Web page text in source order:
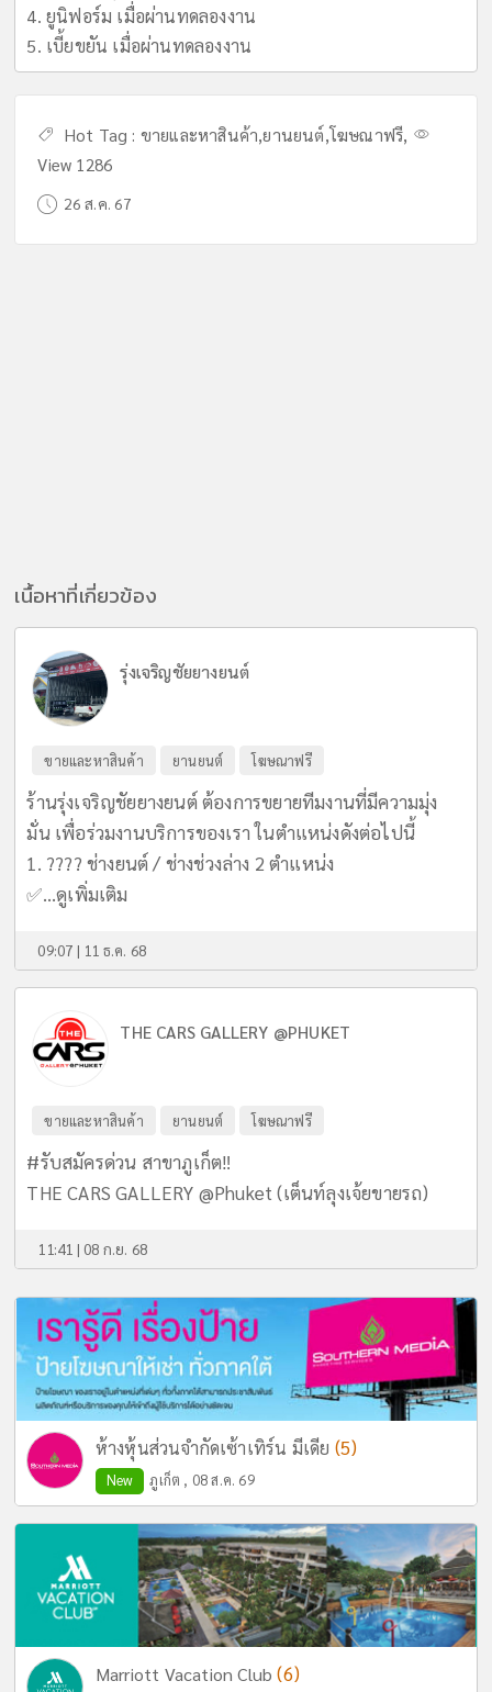
4. ยูนิฟอร์ม เมื่อผ่านทดลองงาน
5. เบี้ยขยัน เมื่อผ่านทดลองงาน
Hot Tag : ขายและหาสินค้า,ยานยนต์,โฆษณาฟรี,
View 1286
26 ส.ค. 67
เนื้อหาที่เกี่ยวข้อง
รุ่งเจริญชัยยางยนต์
ขายและหาสินค้า ยานยนต์ โฆษณาฟรี
ร้านรุ่งเจริญชัยยางยนต์ ต้องการขยายทีมงานที่มีความมุ่ง
มั่น เพื่อร่วมงานบริการของเรา ในตำแหน่งดังต่อไปนี้
1. ???? ช่างยนต์ / ช่างช่วงล่าง 2 ตำแหน่ง
✅...ดูเพิ่มเติม
09:07 | 11 ธ.ค. 68
THE CARS GALLERY @PHUKET
ขายและหาสินค้า ยานยนต์ โฆษณาฟรี
#รับสมัครด่วน สาขาภูเก็ต‼️
THE CARS GALLERY @Phuket (เต็นท์ลุงเจ้ยขายรถ)
11:41 | 08 ก.ย. 68
ห้างหุ้นส่วนจำกัดเซ้าเทิร์น มีเดีย (5)
New ภูเก็ต , 08 ส.ค. 69
Marriott Vacation Club(6)